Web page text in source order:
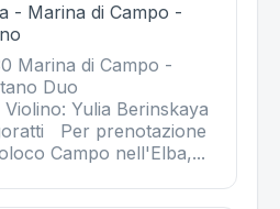
- Marina di Campo -
Marina di Campo -
Duo
Yulia Berinskaya
Per prenotazione
Campo nell'Elba,...